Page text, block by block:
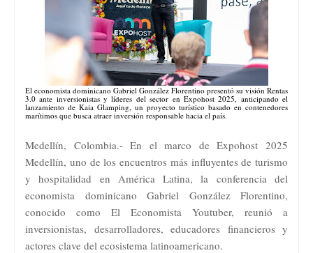
El economista dominicano Gabriel González Florentino presentó su visión Rentas
3.0 ante inversionistas y líderes del sector en Expohost 2025, anticipando el
lanzamiento de Kaia Glamping, un proyecto turístico basado en contenedores
marítimos que busca atraer inversión responsable hacia el país.
Medellín, Colombia.- En el marco de Expohost 2025
Medellín, uno de los encuentros más influyentes de turismo
y hospitalidad en América Latina, la conferencia del
economista dominicano Gabriel González Florentino,
conocido como El Economista Youtuber, reunió a
inversionistas, desarrolladores, educadores financieros y
actores clave del ecosistema latinoamericano.